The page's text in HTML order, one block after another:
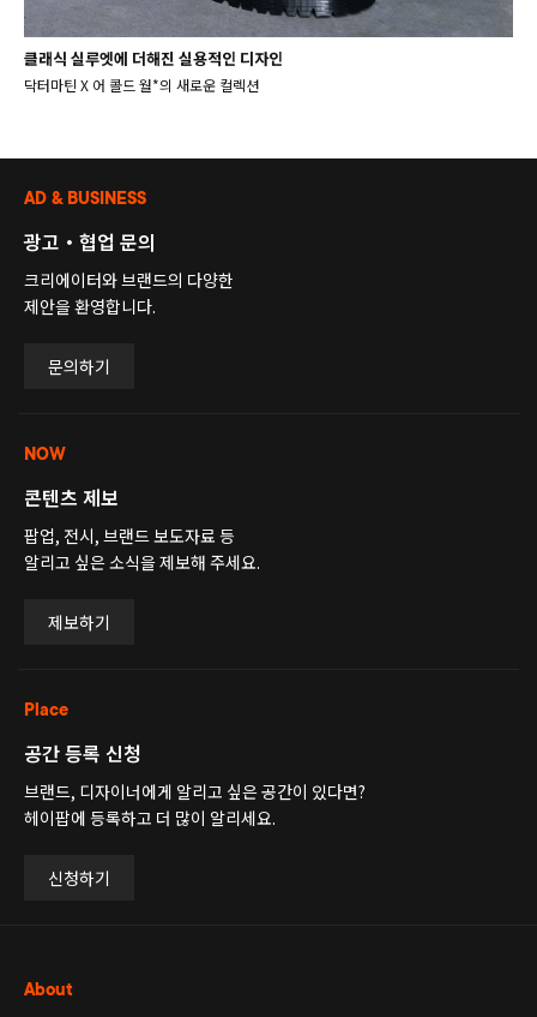
클래식 실루엣에 더해진 실용적인 디자인
닥터마틴 X 어 콜드 월*의 새로운 컬렉션
AD & BUSINESS
광고・협업 문의
크리에이터와 브랜드의 다양한
제안을 환영합니다.
문의하기
NOW
콘텐츠 제보
팝업, 전시, 브랜드 보도자료 등
알리고 싶은 소식을 제보해 주세요.
제보하기
Place
공간 등록 신청
브랜드, 디자이너에게 알리고 싶은 공간이 있다면?
헤이팝에 등록하고 더 많이 알리세요.
신청하기
About